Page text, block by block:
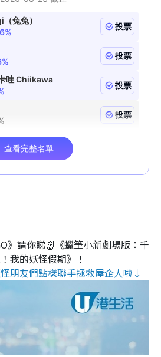
》請你睇👹《蠟筆小新劇場版：千
我的妖怪假期》！
朋友們點樣聯手拯救屋企人啦↓